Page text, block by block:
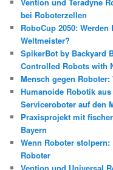
bei Roboterzellen
RoboCup 2050:
Weltmeister?
SpikerBot by Backyard
Controlled Robots with
Mensch gegen
Humanoide Robotik
Serviceroboter auf den
Praxisprojekt mit
Bayern
Wenn Roboter
Roboter
Vention und Universal